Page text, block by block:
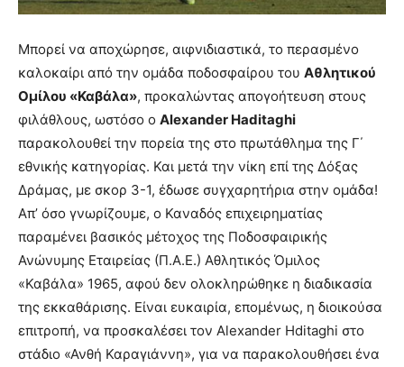
Μπορεί να αποχώρησε, αιφνιδιαστικά, το περασμένο
καλοκαίρι από την ομάδα ποδοσφαίρου του Αθλητικού
Ομίλου «Καβάλα», προκαλώντας απογοήτευση στους
φιλάθλους, ωστόσο ο Alexander Haditaghi
παρακολουθεί την πορεία της στο πρωτάθλημα της Γ΄
εθνικής κατηγορίας. Και μετά την νίκη επί της Δόξας
Δράμας, με σκορ 3-1, έδωσε συγχαρητήρια στην ομάδα!
Απ’ όσο γνωρίζουμε, ο Καναδός επιχειρηματίας
παραμένει βασικός μέτοχος της Ποδοσφαιρικής
Ανώνυμης Εταιρείας (Π.Α.Ε.) Αθλητικός Όμιλος
«Καβάλα» 1965, αφού δεν ολοκληρώθηκε η διαδικασία
της εκκαθάρισης. Είναι ευκαιρία, επομένως, η διοικούσα
επιτροπή, να προσκαλέσει τον Alexander Hditaghi στο
στάδιο «Ανθή Καραγιάννη», για να παρακολουθήσει ένα